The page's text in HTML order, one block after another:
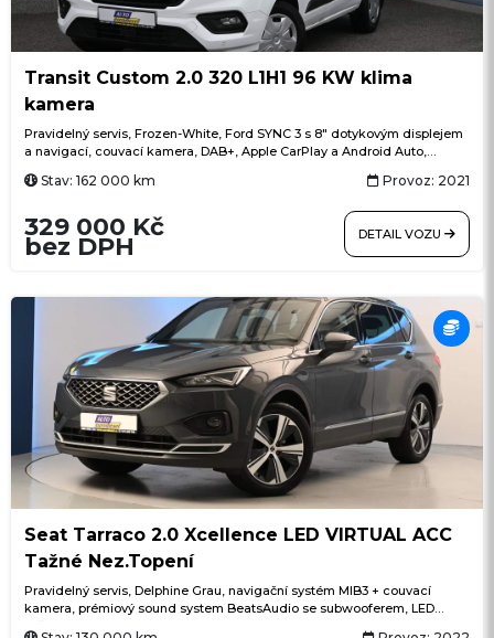
Transit Custom 2.0 320 L1H1 96 KW klima
kamera
Pravidelný servis, Frozen-White, Ford SYNC 3 s 8" dotykovým displejem
a navigací, couvací kamera, DAB+, Apple CarPlay a Android Auto,
osvětlení nákladového prostoru, vyhřívaná přední sedadla
Stav: 162 000 km Provoz: 2021
329 000 Kč
bez DPH DETAIL VOZU
Seat Tarraco 2.0 Xcellence LED VIRTUAL ACC
Tažné Nez.Topení
Pravidelný servis, Delphine Grau, navigační systém MIB3 + couvací
kamera, prémiový sound system BeatsAudio se subwooferem, LED